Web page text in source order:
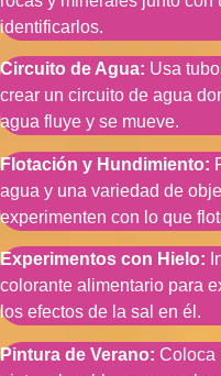
identificarlos.
Circuito de Agua: Usa
crear un circuito de agua
agua fluye y se mueve.
Flotación y Hundimiento:
agua y una variedad de
experimenten con lo que
Experimentos con Hielo:
colorante alimentario para
los efectos de la sal en él.
Pintura de Verano: Coloca